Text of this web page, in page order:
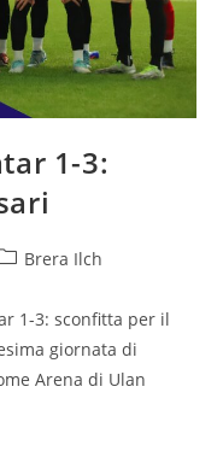
1-3:
Brera Ilch
1-3: sconfitta per il
giornata di
Arena di Ulan